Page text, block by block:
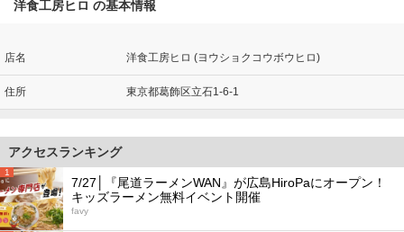
洋食工房ヒロ の基本情報
店名 洋食工房ヒロ (ヨウショクコウボウヒロ)
住所 東京都葛飾区立石1-6-1
アクセスランキング
1
7/27│『尾道ラーメンWAN』が広島HiroPaにオープン！
キッズラーメン無料イベント開催
favy